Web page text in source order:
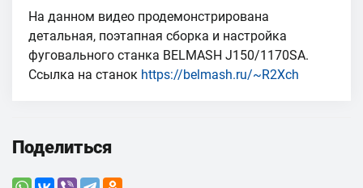
На данном видео продемонстрирована
детальная, поэтапная сборка и настройка
фуговального станка BELMASH J150/1170SA.
Ссылка на станок https://belmash.ru/~R2Xch
Поделиться